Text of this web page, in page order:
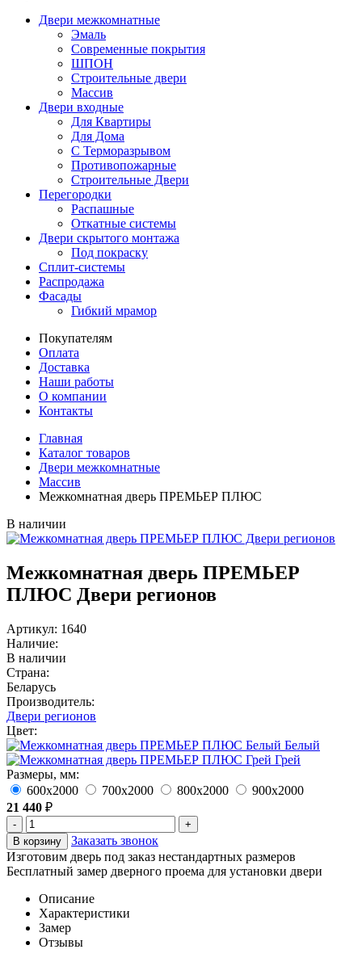
Двери межкомнатные
Эмаль
Современные покрытия
ШПОН
Строительные двери
Массив
Двери входные
Для Квартиры
Для Дома
С Терморазрывом
Противопожарные
Строительные Двери
Перегородки
Распашные
Откатные системы
Двери скрытого монтажа
Под покраску
Сплит-системы
Распродажа
Фасады
Гибкий мрамор
Покупателям
Оплата
Доставка
Наши работы
О компании
Контакты
Главная
Каталог товаров
Двери межкомнатные
Массив
Межкомнатная дверь ПРЕМЬЕР ПЛЮС
В наличии
Межкомнатная дверь ПРЕМЬЕР
ПЛЮС Двери регионов
Артикул: 1640
Наличие:
В наличии
Страна:
Беларусь
Производитель:
Двери регионов
Цвет:
Белый
Грей
Размеры, мм:
600х2000
700х2000 800х2000
900х2000
21 440 ₽
-
+
В корзину
Заказать звонок
Изготовим дверь под заказ нестандартных размеров
Бесплатный замер дверного проема для установки двери
Описание
Характеристики
Замер
Отзывы